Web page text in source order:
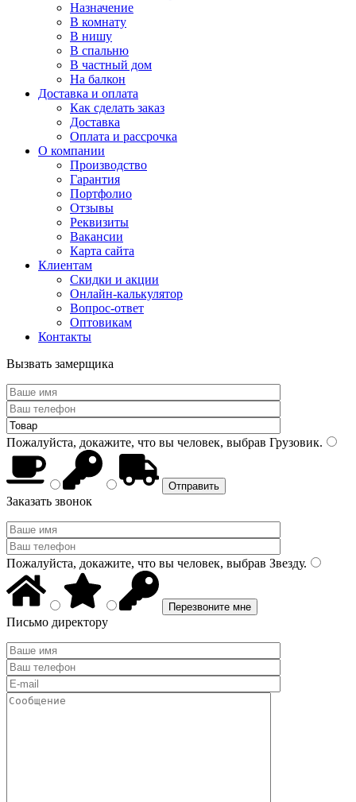
Назначение
В комнату
В нишу
В спальню
В частный дом
На балкон
Доставка и оплата
Как сделать заказ
Доставка
Оплата и рассрочка
О компании
Производство
Гарантия
Портфолио
Отзывы
Реквизиты
Вакансии
Карта сайта
Клиентам
Скидки и акции
Онлайн-калькулятор
Вопрос-ответ
Оптовикам
Контакты
Вызвать замерщика
Пожалуйста, докажите, что вы человек, выбрав Грузовик.
Заказать звонок
Пожалуйста, докажите, что вы человек, выбрав Звезду.
Письмо директору